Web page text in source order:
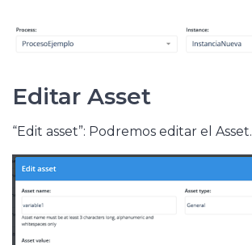
Editar Asset
“Edit asset”: Podremos editar el Asset.